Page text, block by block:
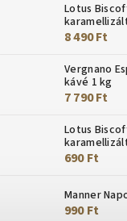
Lotus
8 490 Ft
Vergnano
kávé 1 kg
7 790 Ft
Lotus
690 Ft
Manner
990 Ft